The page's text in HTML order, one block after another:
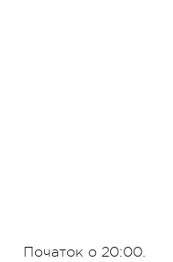
Початок о 20:00.